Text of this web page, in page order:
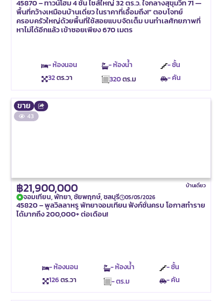
45870 – ทาวน์โฮม 4 ชั้น ไซส์ใหญ่ 32 ตร.ว. ใจกลางสุขุมวิท 71 —
พื้นที่กว้างเหมือนบ้านเดี่ยว ในราคาที่เอื้อมถึง!” ตอบโจทย์
ครอบครัวใหญ่ด้วยพื้นที่ใช้สอยแบบจัดเต็ม บนทำเลศักยภาพที่
หาไม่ได้อีกแล้ว เข้าซอยเพียง 670 เมตร
- ห้องนอน - ห้องน้ำ
- ชั้น
32ตร.วา 320ตร.ม - คัน
ขาย
43
฿21,900,000 บ้านเดี่ยว
จอมเทียน, พัทยา, ชัยพฤกษ์, ชลบุรี 05/05/2026
45820 – พูลวิลลาหรู พัทยาจอมเทียน ฟังก์ชั่นครบ โอกาสทำราย
ได้มากถึง 200,000+ ต่อเดือน!
- ห้องนอน - ห้องน้ำ
- ชั้น
126ตร.วา - ตร.ม - คัน